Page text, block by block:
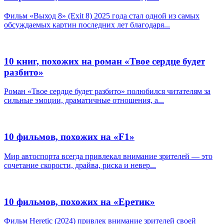
Фильм «Выход 8» (Exit 8) 2025 года стал одной из самых
обсуждаемых картин последних лет благодаря...
10 книг, похожих на роман «Твое сердце будет
разбито»
Роман «Твое сердце будет разбито» полюбился читателям за
сильные эмоции, драматичные отношения, а...
10 фильмов, похожих на «F1»
Мир автоспорта всегда привлекал внимание зрителей — это
сочетание скорости, драйва, риска и невер...
10 фильмов, похожих на «Еретик»
Фильм Heretic (2024) привлек внимание зрителей своей